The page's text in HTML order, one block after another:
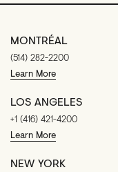
MONTRÉAL
(514) 282-2200
Learn More
LOS ANGELES
+1 (416) 421-4200
Learn More
NEW YORK